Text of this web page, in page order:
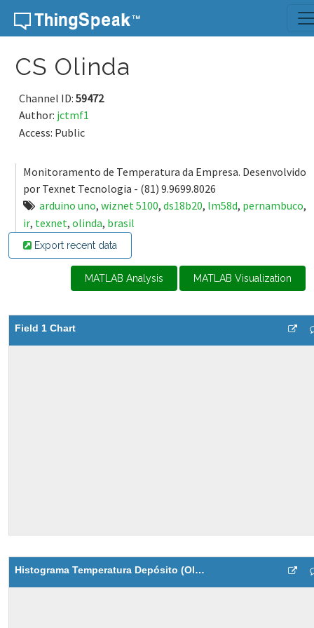
Skip to content
CS Olinda
Channel ID: 59472
Author: jctmf1
Access: Public
Monitoramento de Temperatura da Empresa. Desenvolvido
por Texnet Tecnologia - (81) 9.9699.8026
arduino uno, wiznet 5100, ds18b20, lm58d, pernambuco,
ir, texnet, olinda, brasil
Export recent data
MATLAB Analysis MATLAB Visualization
Field 1 Chart
Histograma Temperatura Depósito (Olinda)